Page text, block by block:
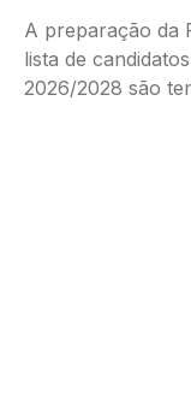
A preparação da
lista de
2026/2028 são